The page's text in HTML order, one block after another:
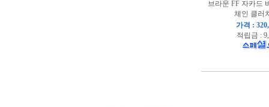
브라운 FF 자카드
체인 클러
가격 :
적립금 :